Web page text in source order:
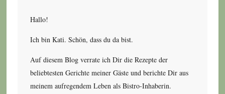
Hallo!
Ich bin Kati. Schön, dass du da bist.
Auf diesem Blog verrate ich Dir die Rezepte der
beliebtesten Gerichte meiner Gäste und berichte Dir aus
meinem aufregendem Leben als Bistro-Inhaberin.